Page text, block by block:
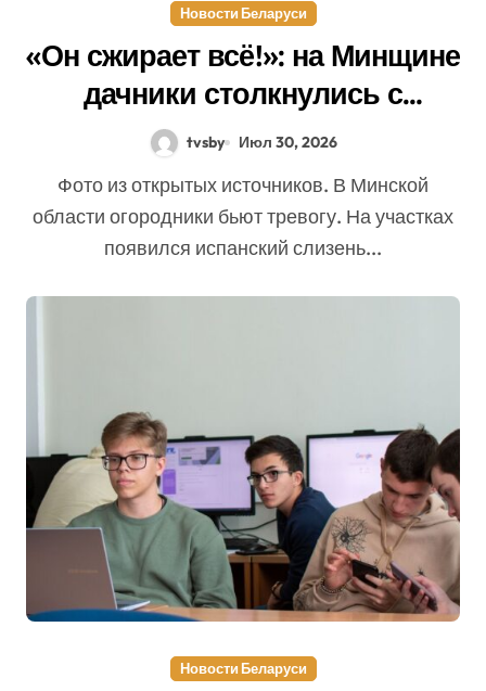
Новости Беларуси
«Он сжирает всё!»: на Минщине
дачники столкнулись с
опасным вредителем
tvsby Июл 30, 2026
Фото из открытых источников. В Минской
области огородники бьют тревогу. На участках
появился испанский слизень...
Новости Беларуси